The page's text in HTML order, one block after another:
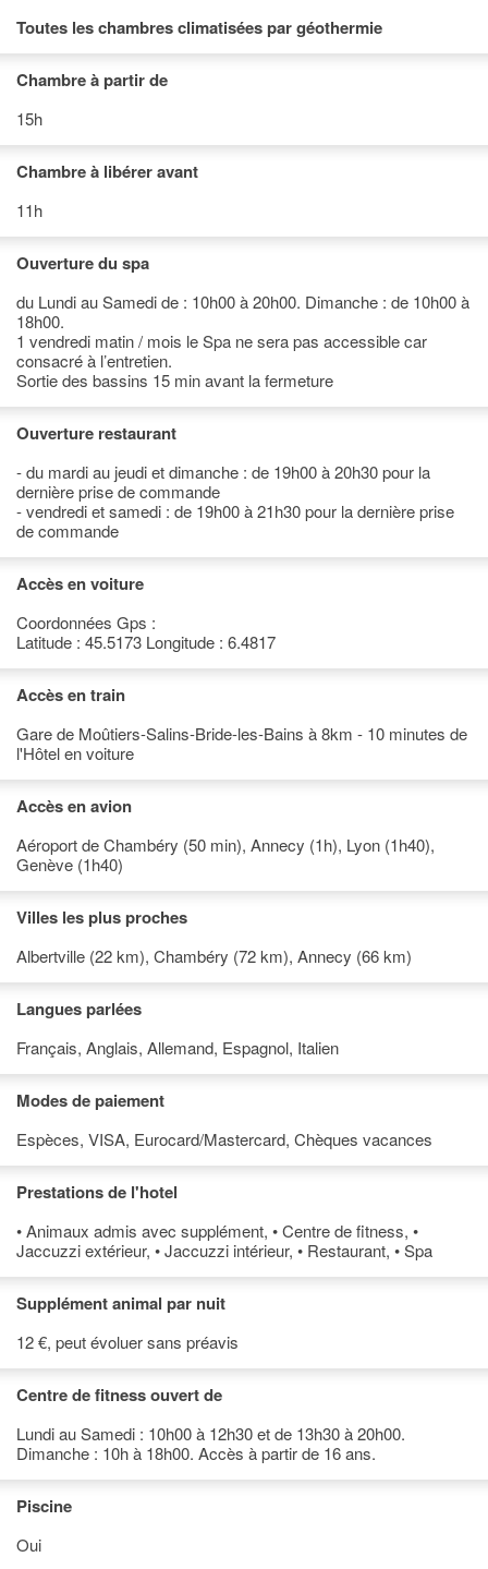
Toutes les chambres climatisées par géothermie
Chambre à partir de
15h
Chambre à libérer avant
11h
Ouverture du spa
du Lundi au Samedi de : 10h00 à 20h00. Dimanche : de 10h00 à
18h00.
1 vendredi matin / mois le Spa ne sera pas accessible car
consacré à l’entretien.
Sortie des bassins 15 min avant la fermeture
Ouverture restaurant
- du mardi au jeudi et dimanche : de 19h00 à 20h30 pour la
dernière prise de commande
- vendredi et samedi : de 19h00 à 21h30 pour la dernière prise
de commande
Accès en voiture
Coordonnées Gps :
Latitude : 45.5173 Longitude : 6.4817
Accès en train
Gare de Moûtiers-Salins-Bride-les-Bains à 8km - 10 minutes de
l'Hôtel en voiture
Accès en avion
Aéroport de Chambéry (50 min), Annecy (1h), Lyon (1h40),
Genève (1h40)
Villes les plus proches
Albertville (22 km), Chambéry (72 km), Annecy (66 km)
Langues parlées
Français, Anglais, Allemand, Espagnol, Italien
Modes de paiement
Espèces, VISA, Eurocard/Mastercard, Chèques vacances
Prestations de l'hotel
• Animaux admis avec supplément, • Centre de fitness, •
Jaccuzzi extérieur, • Jaccuzzi intérieur, • Restaurant, • Spa
Supplément animal par nuit
12 €, peut évoluer sans préavis
Centre de fitness ouvert de
Lundi au Samedi : 10h00 à 12h30 et de 13h30 à 20h00.
Dimanche : 10h à 18h00. Accès à partir de 16 ans.
Piscine
Oui